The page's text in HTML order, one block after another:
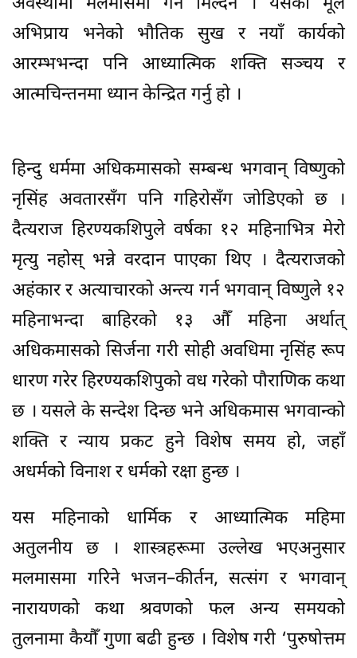
अवस्थामा मलमासमा गर्न मिल्दैन । यसको मूल
अभिप्राय भनेको भौतिक सुख र नयाँ कार्यको
आरम्भभन्दा पनि आध्यात्मिक शक्ति सञ्चय र
आत्मचिन्तनमा ध्यान केन्द्रित गर्नु हो ।
हिन्दु धर्ममा अधिकमासको सम्बन्ध भगवान् विष्णुको
नृसिंह अवतारसँग पनि गहिरोसँग जोडिएको छ ।
दैत्यराज हिरण्यकशिपुले वर्षका १२ महिनाभित्र मेरो
मृत्यु नहोस् भन्ने वरदान पाएका थिए । दैत्यराजको
अहंकार र अत्याचारको अन्त्य गर्न भगवान् विष्णुले १२
महिनाभन्दा बाहिरको १३ औँ महिना अर्थात्
अधिकमासको सिर्जना गरी सोही अवधिमा नृसिंह रूप
धारण गरेर हिरण्यकशिपुको वध गरेको पौराणिक कथा
छ । यसले के सन्देश दिन्छ भने अधिकमास भगवान्को
शक्ति र न्याय प्रकट हुने विशेष समय हो, जहाँ
अधर्मको विनाश र धर्मको रक्षा हुन्छ ।
यस महिनाको धार्मिक र आध्यात्मिक महिमा
अतुलनीय छ । शास्त्रहरूमा उल्लेख भएअनुसार
मलमासमा गरिने भजन–कीर्तन, सत्संग र भगवान्
नारायणको कथा श्रवणको फल अन्य समयको
तुलनामा कैयौँ गुणा बढी हुन्छ । विशेष गरी ‘पुरुषोत्तम